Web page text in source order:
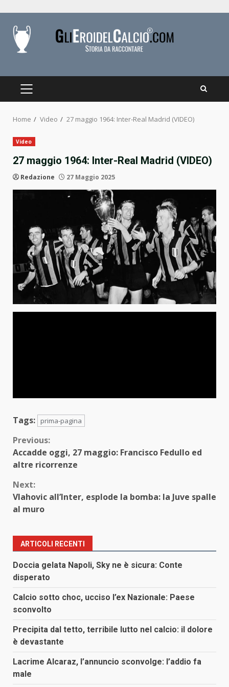
content
PRIMARY
Home Video 27 maggio 1964: Inter-Real Madrid (VIDEO)
Video
27 maggio 1964: Inter-Real Madrid (VIDEO)
Redazione 27 Maggio 2025
Tags: prima-pagina
Continue
Reading
Previous:
Accadde oggi, 27 maggio: Francisco Fedullo ed
altre ricorrenze
Next:
Vlahovic all’Inter, esplode la bomba: la Juve spalle
al muro
ARTICOLI RECENTI
Doccia gelata Napoli, Sky ne è sicura: Conte
disperato
Calcio sotto choc, ucciso l’ex Nazionale: Paese
sconvolto
Precipita dal tetto, terribile lutto nel calcio: il dolore
è devastante
Lacrime Alcaraz, l’annuncio sconvolge: l’addio fa
male